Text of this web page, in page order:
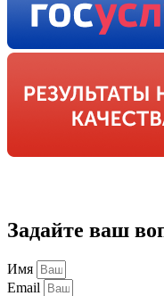
Задайте ваш
Имя
Email